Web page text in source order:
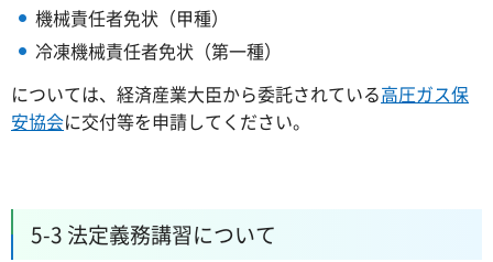
機械責任者免状（甲種）
冷凍機械責任者免状（第一種）
については、経済産業大臣から委託されている高圧ガス保
安協会に交付等を申請してください。
5-3 法定義務講習について